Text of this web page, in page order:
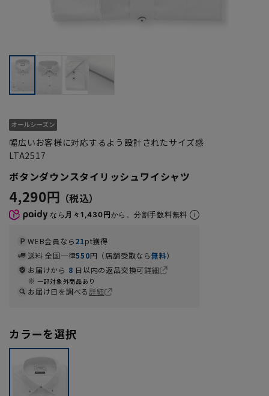
幅広いお客様に対応するよう設計されたサイズ感
LTA2517
ボタンダウンスタイリッシュワイシャツ
4,290円
なら 月々1,430円から。分割手数料無料
WEB会員なら21pt獲得
送料 全国一律550円（店舗受取なら無料）
お届けから 8 日以内の返品交換可詳細
一部対象外商品あり
お届け日を調べる詳細
カラーを選択